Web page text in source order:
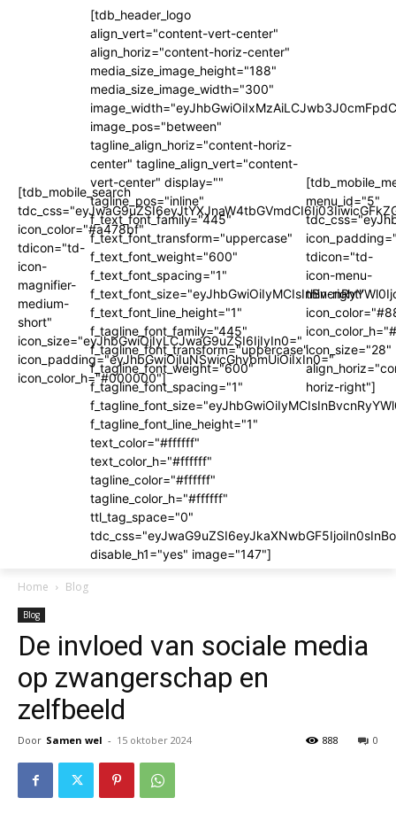
[tdb_mobile_search
icon_color="#a478bf"
tdicon="td-
icon-
magnifier-
medium-
short"
icon_size="eyJhbGwiOjIyLCJwaG9uZSI6IjIyIn0="
icon_padding="eyJhbGwiOjIuNSwicGhvbmUiOiIxIn0="
icon_color_h="#000000"]
[tdb_header_logo
align_vert="content-vert-center"
align_horiz="content-horiz-center"
media_size_image_height="188"
media_size_image_width="300"
image_pos="between"
tagline_align_horiz="content-horiz-
center" tagline_align_vert="content-
vert-center" display=""
tagline_pos="inline"
f_text_font_family="445"
f_text_font_transform="uppercase"
f_text_font_weight="600"
f_text_font_spacing="1"
f_text_font_line_height="1"
f_tagline_font_family="445"
f_tagline_font_transform="uppercase"
f_tagline_font_weight="600"
f_tagline_font_spacing="1"
f_tagline_font_line_height="1"
text_color="#ffffff"
text_color_h="#ffffff"
tagline_color="#ffffff"
tagline_color_h="#ffffff"
ttl_tag_space="0"
disable_h1="yes" image="147"]
menu_id="5"
tdicon="td-
icon-menu-
thin-right"
icon_size="28"
horiz-right"]
Home Blog
Blog
De invloed van sociale media
op zwangerschap en
zelfbeeld
Door Samen wel - 15 oktober 2024 0
888